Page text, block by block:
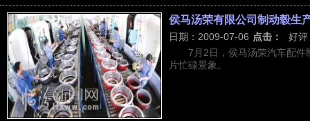
侯马汤荣有限公司制动毂生
日期：2009-07-06 点击：
好评
7月2日，侯马汤荣汽车配
片忙碌景象。